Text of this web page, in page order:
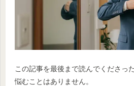
この記事を最後まで読んでくださっ
悩むことはありません。